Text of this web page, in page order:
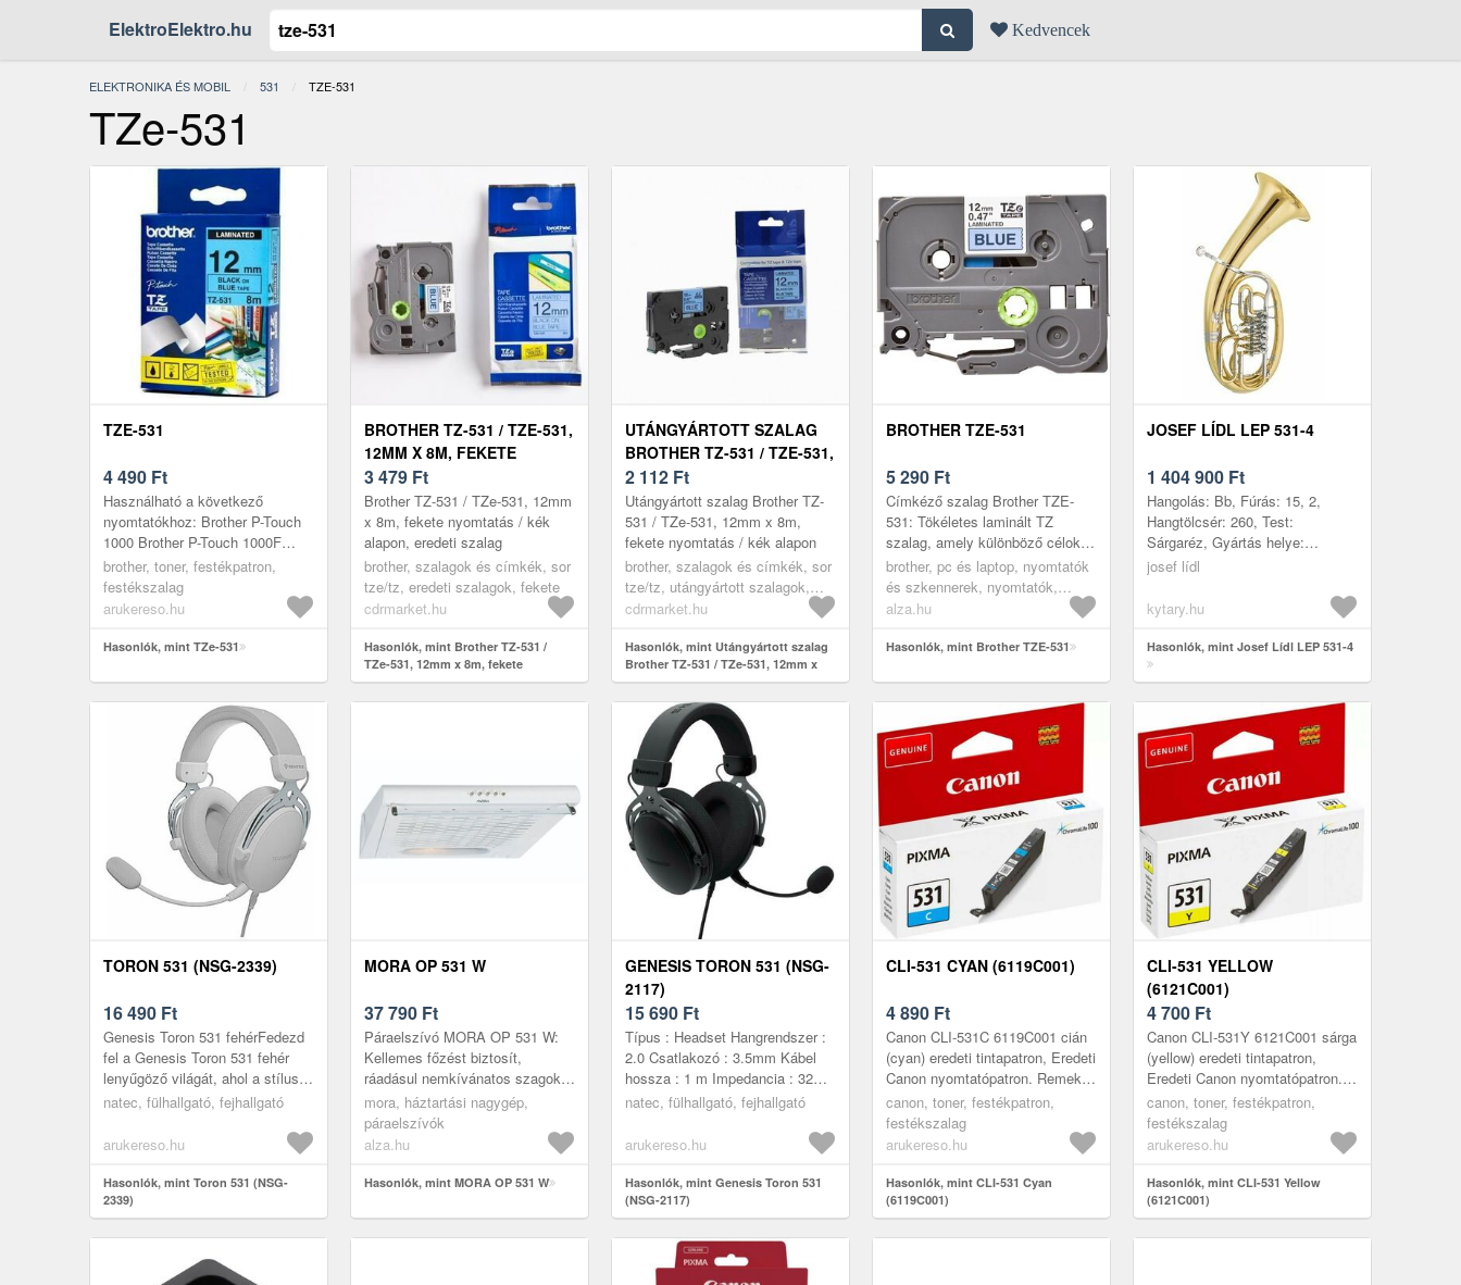
ElektroElektro.hu Kedvencek
ELEKTRONIKA ÉS MOBIL 531 JELENLEGI:
TZE-531
TZe-531
TZE-531
4 490 Ft
Használható a következő
nyomtatókhoz: Brother P-Touch
1000 Brother P-Touch 1000F
Brother P-Touch 1000S Brother
P-Touch 1000TCM Brother P-
Touch 1000...
brother, toner, festékpatron,
festékszalag
arukereso.hu
Hasonlók, mint TZe-531
BROTHER TZ-531 / TZE-531,
12MM X 8M, FEKETE
NYOMTATÁS / KÉK ALAPON,
EREDETI SZALAG
3 479 Ft
Brother TZ-531 / TZe-531, 12mm
x 8m, fekete nyomtatás / kék
alapon, eredeti szalag
brother, szalagok és címkék, sor
tze/tz, eredeti szalagok, fekete
cdrmarket.hu
Hasonlók, mint Brother TZ-531 /
TZe-531, 12mm x 8m, fekete
nyomtatás / kék alapon, eredeti
szalag
UTÁNGYÁRTOTT SZALAG
BROTHER TZ-531 / TZE-531,
12MM X 8M, FEKETE
NYOMTATÁS / KÉK ALAPON
2 112 Ft
Utángyártott szalag Brother TZ-
531 / TZe-531, 12mm x 8m,
fekete nyomtatás / kék alapon
brother, szalagok és címkék, sor
tze/tz, utángyártott szalagok,
fekete
cdrmarket.hu
Hasonlók, mint Utángyártott szalag
Brother TZ-531 / TZe-531, 12mm x
8m, fekete nyomtatás / kék alapon
BROTHER TZE-531
5 290 Ft
Címkéző szalag Brother TZE-
531: Tökéletes laminált TZ
szalag, amely különböző célokra
használható. Minden kazetta 8
méter szalagot tartalmaz,
amely...
brother, pc és laptop, nyomtatók
és szkennerek, nyomtatók,
kellékek, papírok, papírok,
alza.hu
Hasonlók, mint Brother TZE-531
JOSEF LÍDL LEP 531-4
1 404 900 Ft
Hangolás: Bb, Fúrás: 15, 2,
Hangtölcsér: 260, Test:
Sárgaréz, Gyártás helye:
Csehország
josef lídl
kytary.hu
Hasonlók, mint Josef Lídl LEP 531-4
TORON 531 (NSG-2339)
16 490 Ft
Genesis Toron 531 fehérFedezd
fel a Genesis Toron 531 fehér
lenyűgöző világát, ahol a stílus
és a funkcionalitás találkozik!Fő
natec, fülhallgató, fejhallgató
arukereso.hu
Hasonlók, mint Toron 531 (NSG-
2339)
MORA OP 531 W
37 790 Ft
Páraelszívó MORA OP 531 W:
Kellemes főzést biztosít,
ráadásul nemkívánatos szagok
nélkül a nagyszerű aláépíthető
típusú páraelszívó a közismert
MOR...
mora, háztartási nagygép,
páraelszívók
alza.hu
Hasonlók, mint MORA OP 531 W
GENESIS TORON 531 (NSG-
2117)
15 690 Ft
Típus : Headset Hangrendszer :
2.0 Csatlakozó : 3.5mm Kábel
hossza : 1 m Impedancia : 32
Ohm Frekvencia átvitel : 20Hz-
natec, fülhallgató, fejhallgató
arukereso.hu
Hasonlók, mint Genesis Toron 531
(NSG-2117)
CLI-531 CYAN (6119C001)
4 890 Ft
Canon CLI-531C 6119C001 cián
(cyan) eredeti tintapatron, Eredeti
Canon nyomtatópatron. Remek
választás a mindennapi
nyomtatáshoz üzleti
dokumentumo...
canon, toner, festékpatron,
festékszalag
arukereso.hu
Hasonlók, mint CLI-531 Cyan
(6119C001)
CLI-531 YELLOW
(6121C001)
4 700 Ft
Canon CLI-531Y 6121C001 sárga
(yellow) eredeti tintapatron,
Eredeti Canon nyomtatópatron.
Remek választás a mindennapi
nyomtatáshoz üzleti dokument...
canon, toner, festékpatron,
festékszalag
arukereso.hu
Hasonlók, mint CLI-531 Yellow
(6121C001)